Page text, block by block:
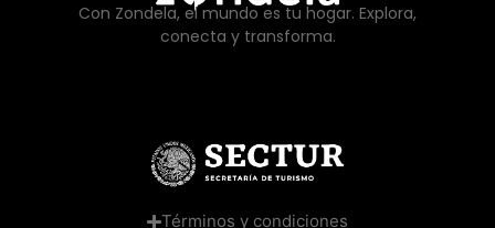
Con Zondela, el mundo es tu hogar. Explora,
conecta y transforma.
Términos y condiciones